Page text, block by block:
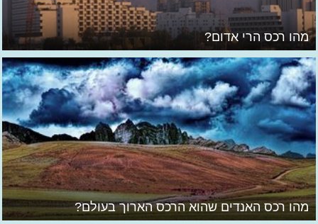
מהו רכס הרי אדום?
מהו רכס האנדים שהוא הרכס הארוך בעולם?